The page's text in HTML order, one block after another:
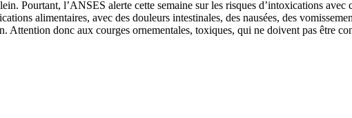
Pourtant, l’ANSES alerte cette semaine sur les risques d’intoxications avec
alimentaires, avec des douleurs intestinales, des nausées, des
Attention donc aux courges ornementales, toxiques, qui ne doivent pas être